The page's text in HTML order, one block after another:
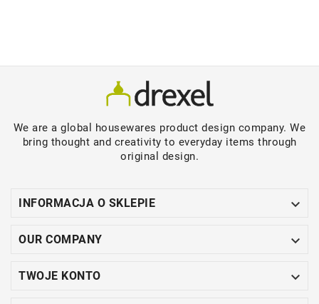
We are a global housewares product design company. We
bring thought and creativity to everyday items through
original design.
INFORMACJA O SKLEPIE 
OUR COMPANY 
TWOJE KONTO 